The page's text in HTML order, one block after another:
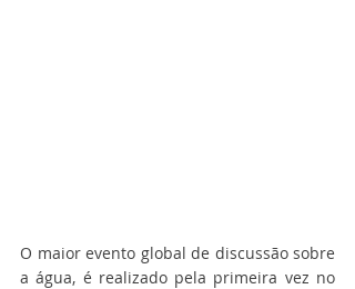
O maior evento global de discussão sobre
a água, é realizado pela primeira vez no